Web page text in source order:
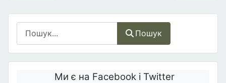
Пошук
Ми є на Facebook і Twitter